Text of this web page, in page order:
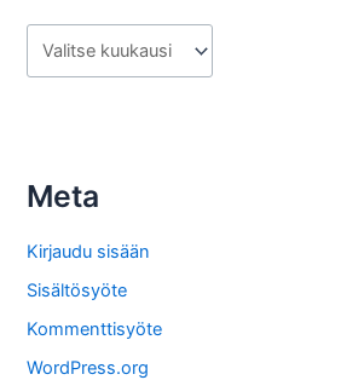
r
s
o
s
t
a
Meta
Kirjaudu sisään
Sisältösyöte
Kommenttisyöte
WordPress.org